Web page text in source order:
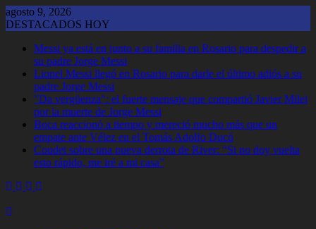
Saltar
al
agosto 9, 2026
DESTACADOS HOY
Messi ya está en junto a su familia en Rosario para despedir a
su padre Jorge Messi
Lionel Messi llegó en Rosario para darle el último adiós a su
padre Jorge Messi
"Da vergüenza": el fuerte mensaje que compartió Javier Milei
por la muerte de Jorge Messi
Boca reaccionó a tiempo y mereció mucho más que un
empate ante Vélez en el Tomás Adolfo Ducó
Coudet sobre una nueva derrota de River: “Si no doy vuelta
esto rápido, me iré a mi casa”